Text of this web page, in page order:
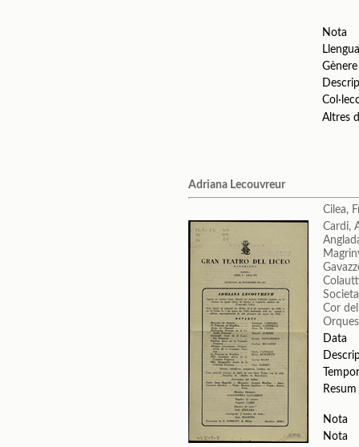
Nota
Gènere
Altres
Adriana Lecouvreur
Cilea,
Cardi,
Cor
Data
Resum
Nota
Nota